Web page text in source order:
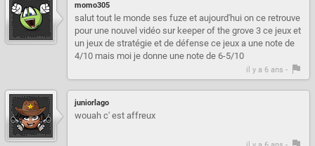
momo305
salut tout le monde ses fuze et aujourd'hui on ce retrouve
pour une nouvel vidéo sur keeper of the grove 3 ce jeux et
un jeux de stratégie et de défense ce jeux a une note de
4/10 mais moi je donne une note de 6-5/10
il y a 6 ans -
juniorlago
wouah c' est affreux